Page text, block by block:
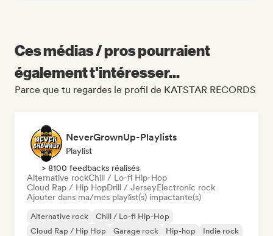
Ces médias / pros pourraient
également t'intéresser...
Parce que tu regardes le profil de KATSTAR RECORDS
NeverGrownUp-Playlists
Playlist
> 8100 feedbacks réalisés
Alternative rockChill / Lo-fi Hip-Hop
Cloud Rap / Hip HopDrill / JerseyElectronic rock
Ajouter dans ma/mes playlist(s) impactante(s)
Alternative rock
Chill / Lo-fi Hip-Hop
Cloud Rap / Hip Hop
Garage rock Hip-hop
Indie rock